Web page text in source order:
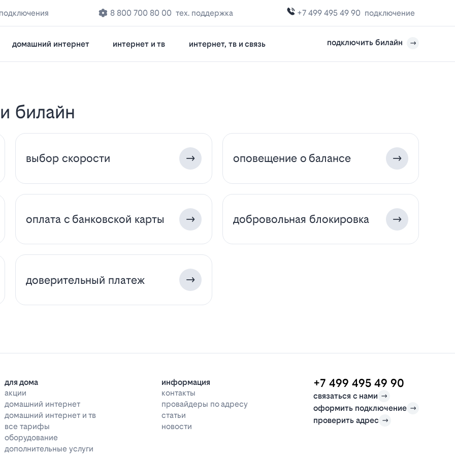
8 800 700 80 00 тех. поддержка +7 499 495 49 90 подключение
домашний интернет интернет и тв интернет, тв и связь подключить билайн
билайн
выбор скорости оповещение о балансе
оплата с банковской карты добровольная блокировка
доверительный платеж
для дома
акции
домашний интернет
домашний интернет и тв
все тарифы
оборудование
дополнительные услуги
информация
контакты
провайдеры по адресу
статьи
новости
+7 499 495 49 90
связаться с нами
оформить подключение
проверить адрес